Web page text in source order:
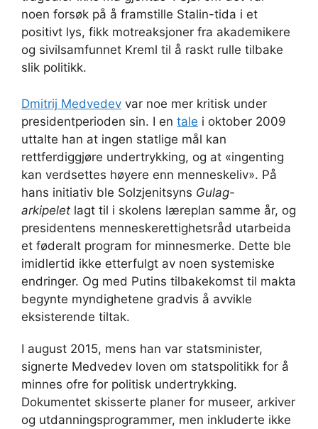
noen forsøk på å framstille Stalin-tida i et
positivt lys, fikk motreaksjoner fra akademikere
og sivilsamfunnet Kreml til å raskt rulle tilbake
slik politikk.
Dmitrij Medvedev var noe mer kritisk under
presidentperioden sin. I en tale i oktober 2009
uttalte han at ingen statlige mål kan
rettferdiggjøre undertrykking, og at «ingenting
kan verdsettes høyere enn menneskeliv». På
hans initiativ ble Solzjenitsyns Gulag-
arkipelet lagt til i skolens læreplan samme år, og
presidentens menneskerettighetsråd utarbeida
et føderalt program for minnesmerke. Dette ble
imidlertid ikke etterfulgt av noen systemiske
endringer. Og med Putins tilbakekomst til makta
begynte myndighetene gradvis å avvikle
eksisterende tiltak.
I august 2015, mens han var statsminister,
signerte Medvedev loven om statspolitikk for å
minnes ofre for politisk undertrykking.
Dokumentet skisserte planer for museer, arkiver
og utdanningsprogrammer, men inkluderte ikke